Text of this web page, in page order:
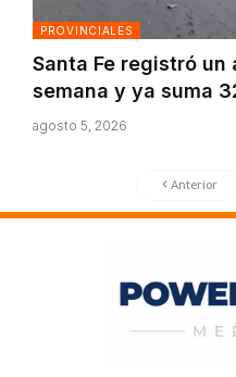
PROVINCIALES
Santa Fe registró
semana y ya suma
agosto 5, 2026
Anterior